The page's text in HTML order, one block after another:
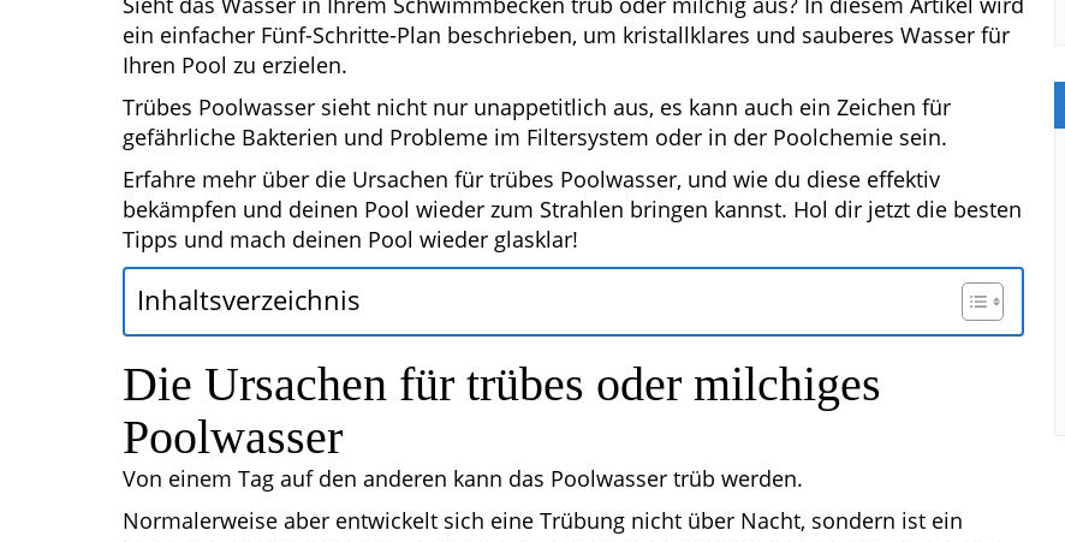
ein einfacher Fünf-Schritte-Plan beschrieben, um kristallklares und sauberes Wasser für
Ihren Pool zu erzielen.
Trübes Poolwasser sieht nicht nur unappetitlich aus, es kann auch ein Zeichen für
gefährliche Bakterien und Probleme im Filtersystem oder in der Poolchemie sein.
Erfahre mehr über die Ursachen für trübes Poolwasser, und wie du diese effektiv
bekämpfen und deinen Pool wieder zum Strahlen bringen kannst. Hol dir jetzt die besten
Tipps und mach deinen Pool wieder glasklar!
Inhaltsverzeichnis
Die Ursachen für trübes oder milchiges
Poolwasser
Von einem Tag auf den anderen kann das Poolwasser trüb werden.
Normalerweise aber entwickelt sich eine Trübung nicht über Nacht, sondern ist ein